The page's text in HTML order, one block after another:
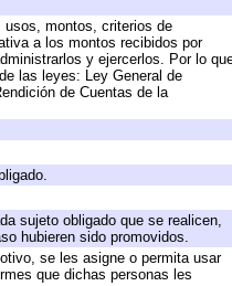
usos, montos, criterios de
a los montos recibidos por
y ejercerlos. Por lo
las leyes: Ley General de
de Cuentas de la
sujeto obligado que se realicen,
hubieren sido promovidos.
se les asigne o permita usar
que dichas personas les